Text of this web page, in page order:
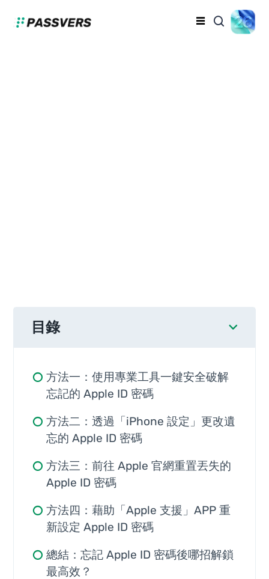
目錄
方法一：使用專業工具一鍵安全破解
忘記的 Apple ID 密碼
方法二：透過「iPhone 設定」更改遺
忘的 Apple ID 密碼
方法三：前往 Apple 官網重置丟失的
Apple ID 密碼
方法四：藉助「Apple 支援」APP 重
新設定 Apple ID 密碼
總結：忘記 Apple ID 密碼後哪招解鎖
最高效？